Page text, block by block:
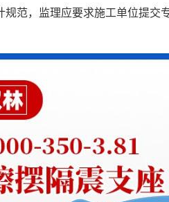
规范，监理应要求施工单位提交